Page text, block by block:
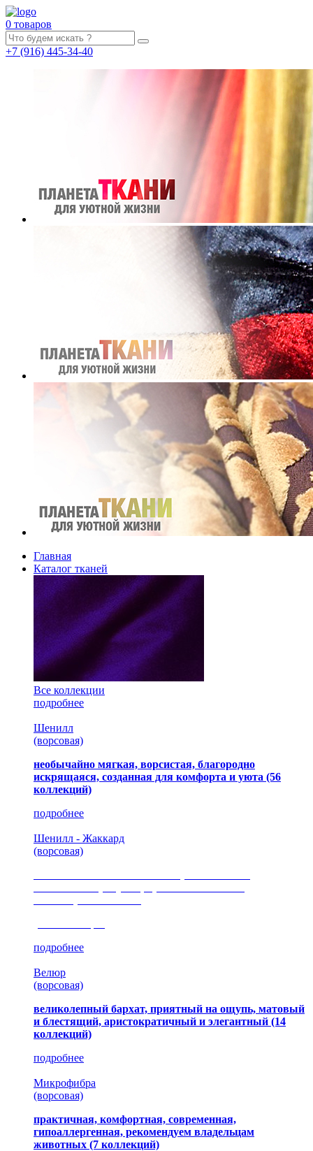
0 товаров
+7 (916) 445-34-40
Главная
Каталог тканей
Все коллекции
подробнее
Шенилл
(ворсовая)
необычайно мягкая, ворсистая, благородно
искрящаяся, созданная для комфорта и уюта (56
коллекций)
подробнее
Шенилл - Жаккард
(ворсовая)
подробнее
Велюр
(ворсовая)
великолепный бархат, приятный на ощупь, матовый
и блестящий, аристократичный и элегантный (14
коллекций)
подробнее
Микрофибра
(ворсовая)
практичная, комфортная, современная,
гипоаллергенная, рекомендуем владельцам
животных (7 коллекций)